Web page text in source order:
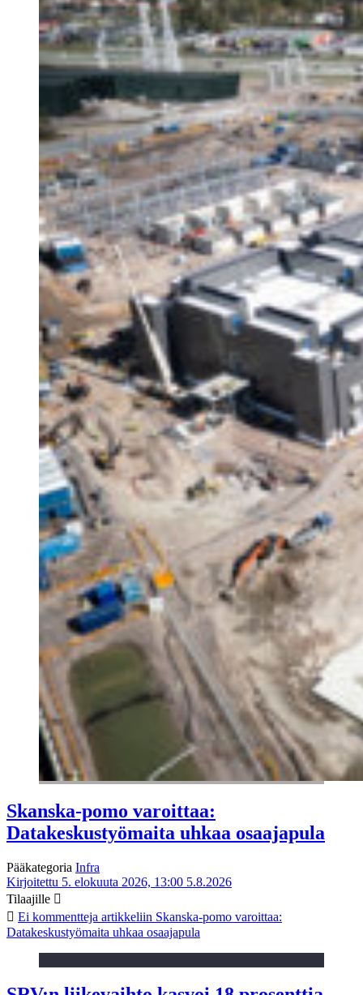
Skanska-pomo varoittaa:
Datakeskustyömaita uhkaa osaajapula
Pääkategoria Infra
Kirjoitettu 5. elokuuta 2026, 13:00 5.8.2026
Tilaajille
Ei kommentteja artikkeliin Skanska-pomo varoittaa:
Datakeskustyömaita uhkaa osaajapula